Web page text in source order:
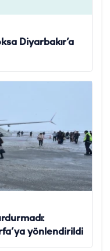
Diyarbakır’a
yönlendirildi